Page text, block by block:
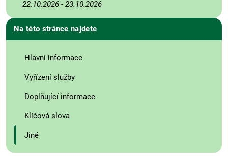
22.10.2026 - 23.10.2026
Na této stránce najdete
Hlavní informace
Vyřízení služby
Doplňující informace
Klíčová slova
Jiné